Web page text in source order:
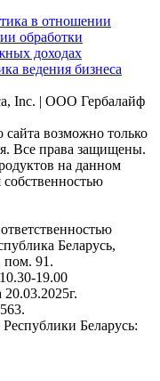
в отношении
обработки
доходах
ведения бизнеса
Inc. | ООО Гербалайф
сайта возможно только
Все права защищены.
на данном
собственностью
Беларусь,
пом. 91.
19.00
Беларусь: